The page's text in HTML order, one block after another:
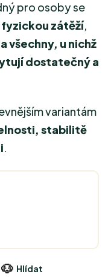
pro osoby se
zátěží,
všechny, u nichž
dostatečný a
variantám
stabilitě
.
Hlídat